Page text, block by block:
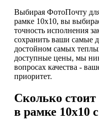
Выбирая ФотоПочту
рамке 10х10, вы
точность исполнения
сохранить ваши самые
достойном самых
доступные цены, мы
вопросах качества -
приоритет.
Сколько
в рамке 10х10